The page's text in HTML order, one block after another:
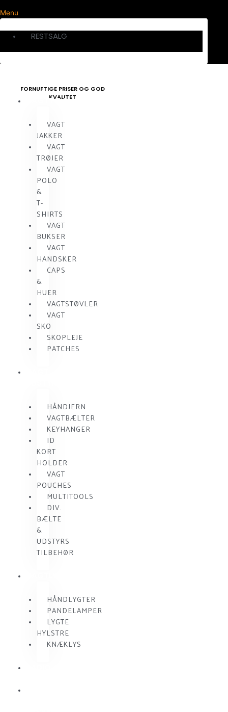
Menu
RESTSALG
FORNUFTIGE PRISER OG GOD
KVALITET
VAGTTØJ
VAGT
JAKKER
VAGT
TRØJER
VAGT
POLO
&
T-
SHIRTS
VAGT
BUKSER
VAGT
HANDSKER
CAPS
&
HUER
VAGTSTØVLER
VAGT
SKO
SKOPLEJE
PATCHES
HÅNDJERN
VAGTBÆLTER
KEYHANGER
ID
KORT
HOLDER
VAGT
POUCHES
MULTITOOLS
DIV.
BÆLTE
&
UDSTYRS
TILBEHØR
HÅNDLYGTER
PANDELAMPER
LYGTE
HYLSTRE
KNÆKLYS